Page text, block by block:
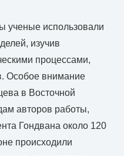
ученые использовали
изучив
процессами,
Особое внимание
в Восточной
авторов работы,
Гондвана около 120
происходили